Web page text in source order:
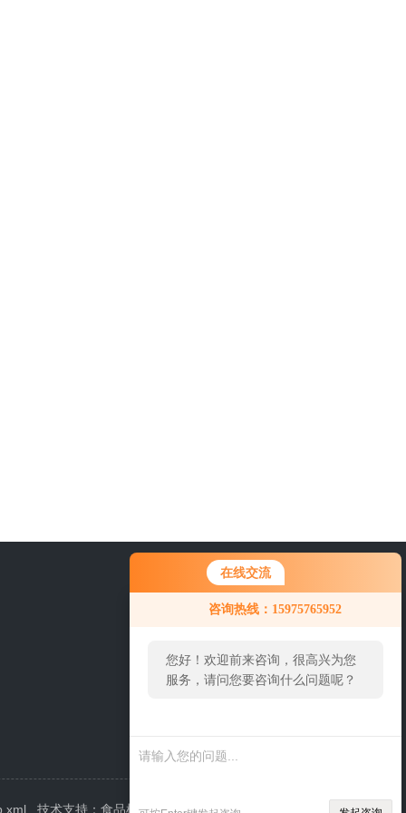
在线交流
咨询热线：15975765952
您好！欢迎前来咨询，很高兴为您
服务，请问您要咨询什么问题呢？
了需求产品，您可以直接在线与我
联系！
0757-63529918
技术支持： 食品机械设备网 管理登陆